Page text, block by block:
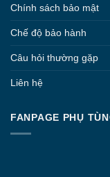
Chính sách bảo mật
Chế độ bảo hành
Câu hỏi thường gặp
Liên hệ
FANPAGE PHỤ